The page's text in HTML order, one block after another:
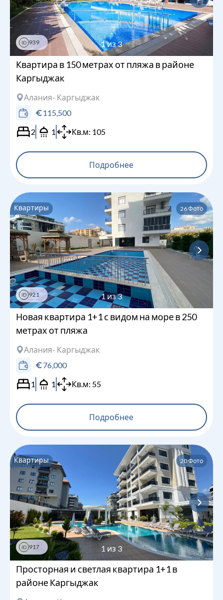
ID 939 1из3
Квартира в 150 метрах от пляжа в районе
Каргыджак
Алания- Каргыджак
115,500
2
1 Кв.м: 105
Подробнее
Квартиры 26Фото
ID 921 1из3
Новая квартира 1+1 с видом на море в 250
метрах от пляжа
Алания- Каргыджак
76,000
1
1 Кв.м: 55
Подробнее
Квартиры 20Фото
ID 917 1 из 3
Просторная и светлая квартира 1+1 в
районе Каргыджак